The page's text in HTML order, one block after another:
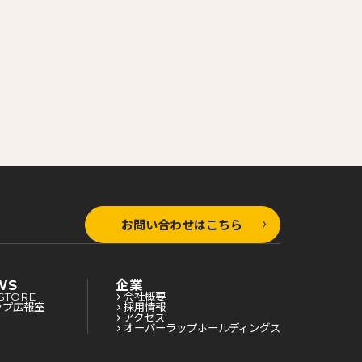
お問い合わせはこちら
広報室
企業
会社概要
採用情報
アクセス
オーバーラップホールディングス